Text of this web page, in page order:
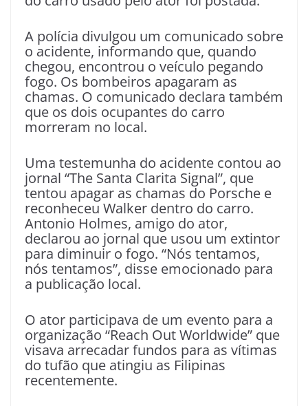
A polícia divulgou um comunicado sobre
o acidente, informando que, quando
chegou, encontrou o veículo pegando
fogo. Os bombeiros apagaram as
chamas. O comunicado declara também
que os dois ocupantes do carro
morreram no local.
Uma testemunha do acidente contou ao
jornal “The Santa Clarita Signal”, que
tentou apagar as chamas do Porsche e
reconheceu Walker dentro do carro.
Antonio Holmes, amigo do ator,
declarou ao jornal que usou um extintor
para diminuir o fogo. “Nós tentamos,
nós tentamos”, disse emocionado para
a publicação local.
O ator participava de um evento para a
organização “Reach Out Worldwide” que
visava arrecadar fundos para as vítimas
do tufão que atingiu as Filipinas
recentemente.